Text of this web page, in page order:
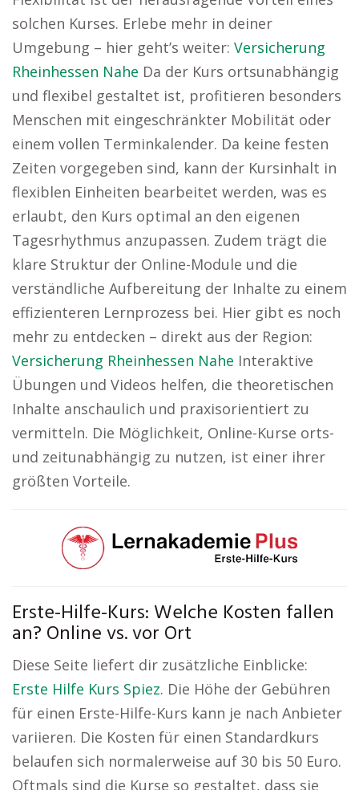
solchen Kurses. Erlebe mehr in deiner
Umgebung – hier geht’s weiter: Versicherung
Rheinhessen Nahe Da der Kurs ortsunabhängig
und flexibel gestaltet ist, profitieren besonders
Menschen mit eingeschränkter Mobilität oder
einem vollen Terminkalender. Da keine festen
Zeiten vorgegeben sind, kann der Kursinhalt in
flexiblen Einheiten bearbeitet werden, was es
erlaubt, den Kurs optimal an den eigenen
Tagesrhythmus anzupassen. Zudem trägt die
klare Struktur der Online-Module und die
verständliche Aufbereitung der Inhalte zu einem
effizienteren Lernprozess bei. Hier gibt es noch
mehr zu entdecken – direkt aus der Region:
Versicherung Rheinhessen Nahe Interaktive
Übungen und Videos helfen, die theoretischen
Inhalte anschaulich und praxisorientiert zu
vermitteln. Die Möglichkeit, Online-Kurse orts-
und zeitunabhängig zu nutzen, ist einer ihrer
größten Vorteile.
Erste-Hilfe-Kurs: Welche Kosten fallen
an? Online vs. vor Ort
Diese Seite liefert dir zusätzliche Einblicke:
Erste Hilfe Kurs Spiez. Die Höhe der Gebühren
für einen Erste-Hilfe-Kurs kann je nach Anbieter
variieren. Die Kosten für einen Standardkurs
belaufen sich normalerweise auf 30 bis 50 Euro.
Oftmals sind die Kurse so gestaltet, dass sie